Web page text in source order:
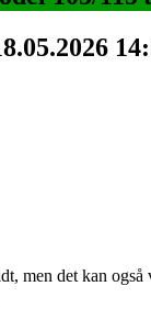
men det kan